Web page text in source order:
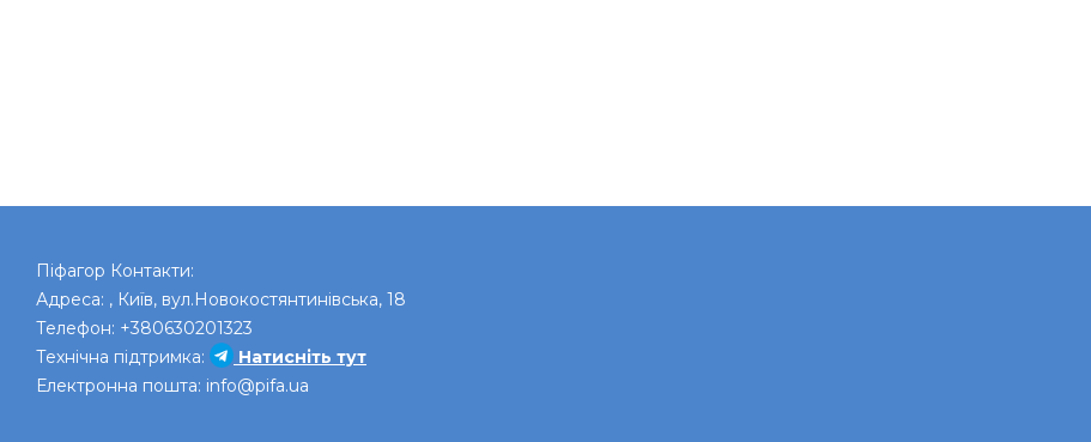
Піфагор Контакти:
Адреса: , Київ, вул.Новокостянтинівська, 18
Телефон: +380630201323
Технічна підтримка:
Натисніть тут
Електронна пошта: info@pifa.ua